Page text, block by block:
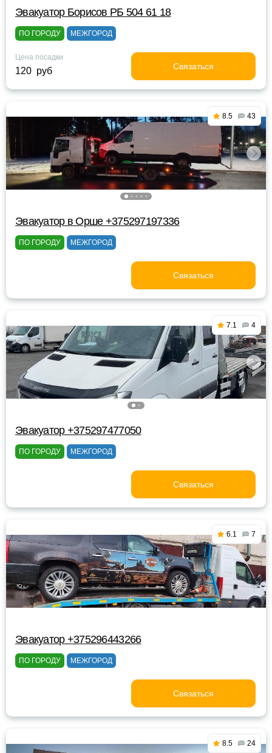
Эвакуатор Борисов РБ 504 61 18
ПО ГОРОДУ МЕЖГОРОД
Цена посадки
120 руб Связаться
8.5 43
Эвакуатор в Орше +375297197336
ПО ГОРОДУ МЕЖГОРОД
Связаться
7.1 4
Эвакуатор +375297477050
ПО ГОРОДУ МЕЖГОРОД
Связаться
6.1 7
Эвакуатор +375296443266
ПО ГОРОДУ МЕЖГОРОД
Связаться
8.5 24